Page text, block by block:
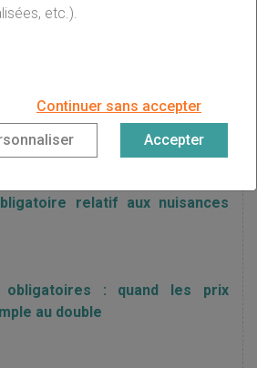
logements français sur 10 ne
petits travaux
relatif aux nuisances
obligatoires : quand les prix
au double
etc.).
Continuer sans accepter
Accepter